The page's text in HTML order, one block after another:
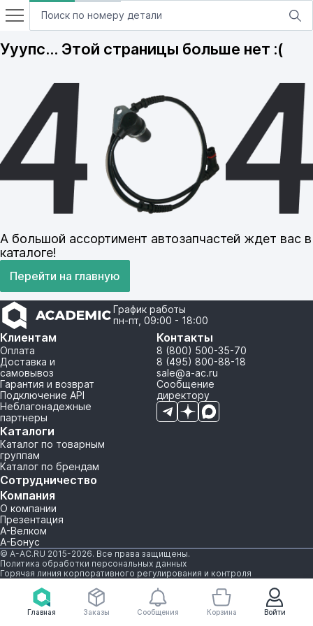
Главная Войти
Заказы Сообщения Корзина
Ууупс… Этой страницы больше нет :(
А большой ассортимент автозапчастей ждет вас в
каталоге!
Перейти на главную
График работы
пн-пт, 09:00 - 18:00
Клиентам
Оплата
Доставка и
самовывоз
Гарантия и возврат
Подключение API
Неблагонадежные
партнеры
Каталоги
Каталог по товарным
группам
Каталог по брендам
Сотрудничество
Компания
О компании
Презентация
А-Велком
А-Бонус
Контакты
8 (800) 500-35-70
8 (495) 800-88-18
sale@a-ac.ru
Сообщение
директору
© A-AC.RU 2015-2026. Все права защищены.
Политика обработки персональных данных
Горячая линия корпоративного регулирования и контроля